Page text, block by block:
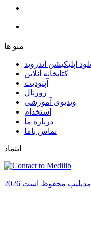
ﻣﻨﻮ ﻫﺎ
اپلیکیشن اندروید
ﮐﺘﺎﺑﺨﺎﻧﻪ ﺁﻧﻼﯾﻦ
ﺁﭘﺘﻮﺩﯾﺖ
ﮊﻭﺭﻧﺎﻝ
ویدیوی آموزشی
استخدام
درباره ما
ﺗﻤﺎﺱ ﺑﺎﻣﺎ
اینماد